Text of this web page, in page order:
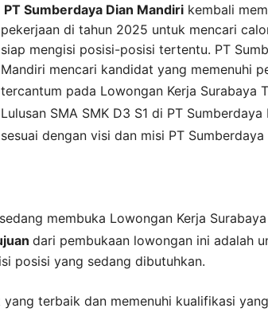
PT Sumberdaya Dian Mandiri kembali
pekerjaan di tahun 2025 untuk mencari
siap mengisi posisi-posisi tertentu. PT
Mandiri mencari kandidat yang memenuhi
tercantum pada Lowongan Kerja Surabaya
Lulusan SMA SMK D3 S1 di PT Sumberdaya
sesuai dengan visi dan misi PT
sedang membuka Lowongan Kerja
dari pembukaan lowongan ini adalah
posisi yang sedang dibutuhkan.
yang terbaik dan memenuhi kualifikasi